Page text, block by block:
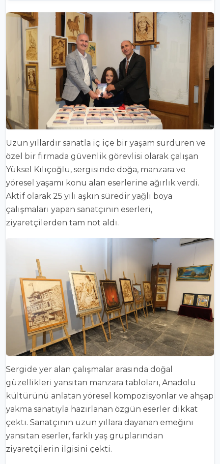
Uzun yıllardır sanatla iç içe bir yaşam sürdüren ve
özel bir firmada güvenlik görevlisi olarak çalışan
Yüksel Kılıçoğlu, sergisinde doğa, manzara ve
yöresel yaşamı konu alan eserlerine ağırlık verdi.
Aktif olarak 25 yılı aşkın süredir yağlı boya
çalışmaları yapan sanatçının eserleri,
ziyaretçilerden tam not aldı.
Sergide yer alan çalışmalar arasında doğal
güzellikleri yansıtan manzara tabloları, Anadolu
kültürünü anlatan yöresel kompozisyonlar ve ahşap
yakma sanatıyla hazırlanan özgün eserler dikkat
çekti. Sanatçının uzun yıllara dayanan emeğini
yansıtan eserler, farklı yaş gruplarından
ziyaretçilerin ilgisini çekti.